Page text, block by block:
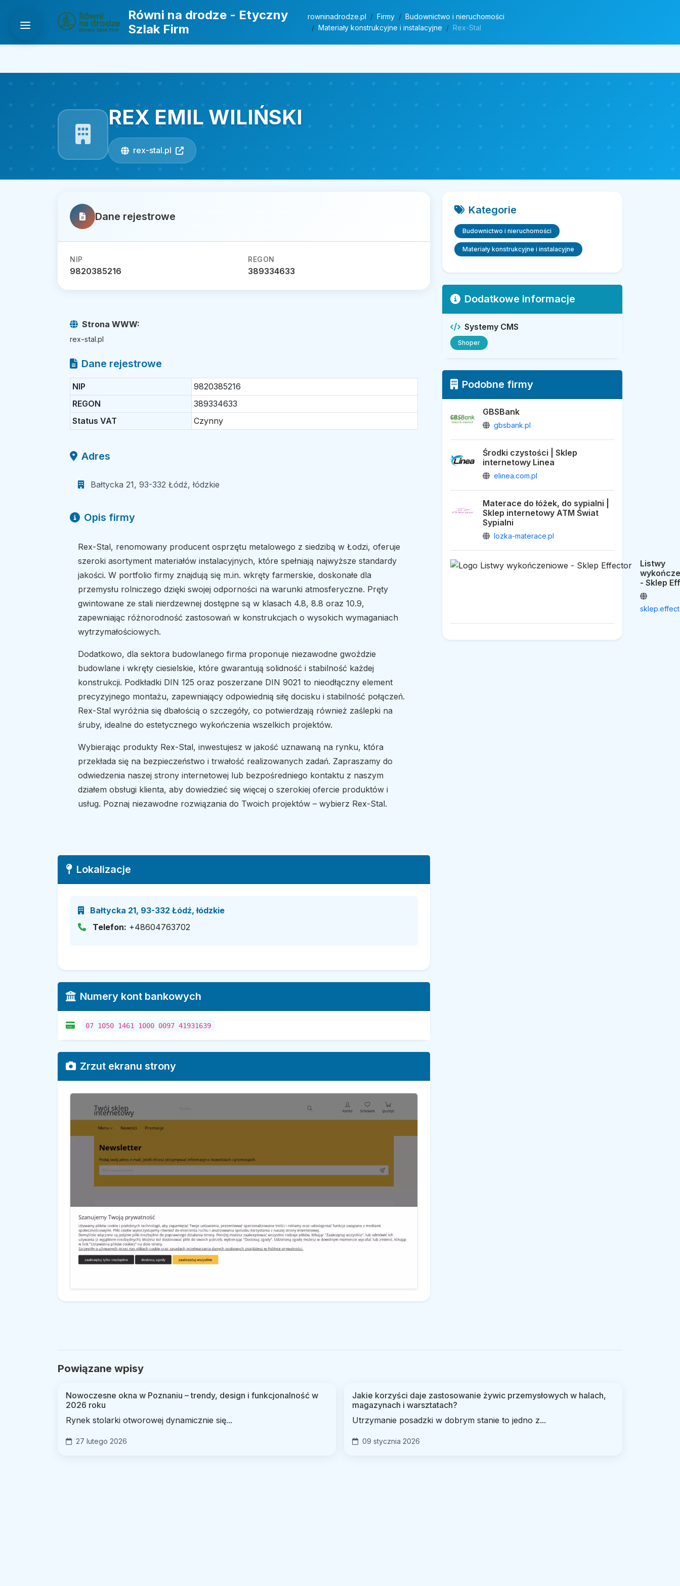
Równi na drodze - Etyczny
Szlak Firm
rowninadrodze.pl Firmy
Budownictwo i nieruchomości
Materiały konstrukcyjne i instalacyjne
Rex-Stal
REX EMIL WILIŃSKI
rex-stal.pl
Dane rejestrowe
NIP
9820385216
REGON
389334633
Strona WWW:
rex-stal.pl
Dane rejestrowe
NIP
9820385216
REGON
389334633
Status VAT
Czynny
Adres
Bałtycka 21, 93-332 Łódź, łódzkie
Opis firmy
Rex-Stal, renomowany producent osprzętu metalowego z siedzibą w Łodzi, oferuje
szeroki asortyment materiałów instalacyjnych, które spełniają najwyższe standardy
jakości. W portfolio firmy znajdują się m.in. wkręty farmerskie, doskonałe dla
przemysłu rolniczego dzięki swojej odporności na warunki atmosferyczne. Pręty
gwintowane ze stali nierdzewnej dostępne są w klasach 4.8, 8.8 oraz 10.9,
zapewniając różnorodność zastosowań w konstrukcjach o wysokich wymaganiach
wytrzymałościowych.
Dodatkowo, dla sektora budowlanego firma proponuje niezawodne gwoździe
budowlane i wkręty ciesielskie, które gwarantują solidność i stabilność każdej
konstrukcji. Podkładki DIN 125 oraz poszerzane DIN 9021 to nieodłączny element
precyzyjnego montażu, zapewniający odpowiednią siłę docisku i stabilność połączeń.
Rex-Stal wyróżnia się dbałością o szczegóły, co potwierdzają również zaślepki na
śruby, idealne do estetycznego wykończenia wszelkich projektów.
Wybierając produkty Rex-Stal, inwestujesz w jakość uznawaną na rynku, która
przekłada się na bezpieczeństwo i trwałość realizowanych zadań. Zapraszamy do
odwiedzenia naszej strony internetowej lub bezpośredniego kontaktu z naszym
działem obsługi klienta, aby dowiedzieć się więcej o szerokiej ofercie produktów i
usług. Poznaj niezawodne rozwiązania do Twoich projektów – wybierz Rex-Stal.
Lokalizacje
Bałtycka 21, 93-332 Łódź, łódzkie
Telefon: +48604763702
Numery kont bankowych
07 1050 1461 1000 0097 41931639
Zrzut ekranu strony
Kategorie
Budownictwo i nieruchomości
Materiały konstrukcyjne i instalacyjne
Dodatkowe informacje
Systemy CMS
Shoper
Podobne firmy
GBSBank
gbsbank.pl
Środki czystości | Sklep
internetowy Linea
elinea.com.pl
Materace do łóżek, do sypialni |
Sklep internetowy ATM Świat
Sypialni
lozka-materace.pl
Listwy
- Sklep
Powiązane wpisy
Nowoczesne okna w Poznaniu – trendy, design i funkcjonalność w
2026 roku
Rynek stolarki otworowej dynamicznie się...
27 lutego 2026
Jakie korzyści daje zastosowanie żywic przemysłowych w halach,
magazynach i warsztatach?
Utrzymanie posadzki w dobrym stanie to jedno z...
09 stycznia 2026